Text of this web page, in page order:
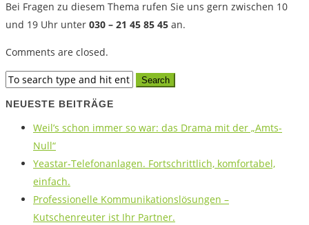
Bei Fragen zu diesem Thema rufen Sie uns gern zwischen 10
und 19 Uhr unter 030 – 21 45 85 45 an.
Comments are closed.
NEUESTE BEITRÄGE
Weil’s schon immer so war: das Drama mit der „Amts-
Null“
Yeastar-Telefonanlagen. Fortschrittlich, komfortabel,
einfach.
Professionelle Kommunikationslösungen –
Kutschenreuter ist Ihr Partner.